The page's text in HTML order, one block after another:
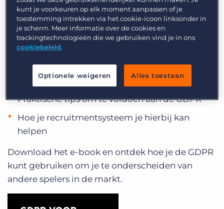
Vraag een demo aan Inloggen
Gegevensbescherming (AVG) heen.
Wat betekent deze wet voor recruitmentbureaus
en welke processen moet je inrichten?
Wat de GDPR betekent voor jouw bureau
Praktische tips om te voldoen aan de GDPR
Hoe je recruitmentsysteem je hierbij kan
helpen
Download het e-book en ontdek hoe je de GDPR
kunt gebruiken om je te onderscheiden van
andere spelers in de markt.
kunt je voorkeuren op elk moment aanpassen of je
toestemming intrekken via het cookie-icoon linksonder in
je scherm. Meer informatie over de cookies en
trackingtechnologieën die we gebruiken vind je in ons
cookiebeleid.
Optionele weigeren Alles toestaan